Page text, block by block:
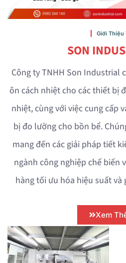
Giới Thiệu
SON
Công ty TNHH Son Industrial
ôn cách nhiệt cho các thiết bị
nhiệt, cùng với việc cung cấp
bị đo lường cho bồn bể.
mang đến các giải pháp tiết
ngành công nghiệp chế biến
hàng tối ưu hóa hiệu suất và
Xem